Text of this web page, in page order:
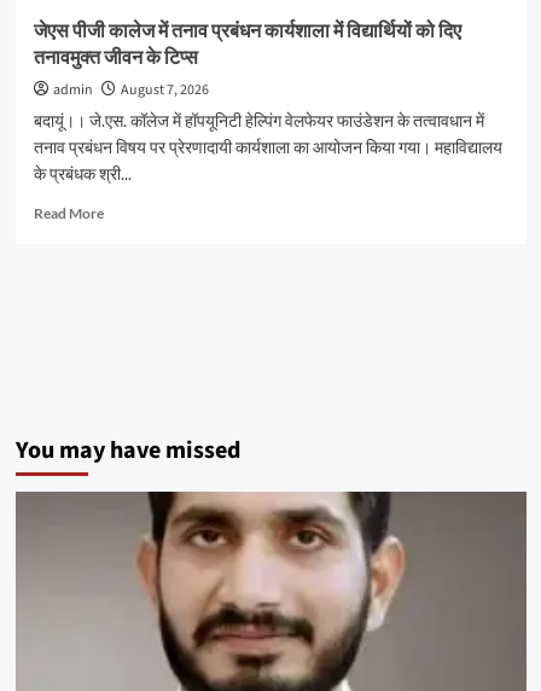
से
प्रथम
जेएस पीजी कालेज में तनाव प्रबंधन कार्यशाला में विद्यार्थियों को दिए
तनावमुक्त जीवन के टिप्स
admin
August 7, 2026
बदायूं।। जे.एस. कॉलेज में हॉपयूनिटी हेल्पिंग वेलफेयर फाउंडेशन के तत्वावधान में
तनाव प्रबंधन विषय पर प्रेरणादायी कार्यशाला का आयोजन किया गया। महाविद्यालय
के प्रबंधक श्री...
Read MoreRead
विद्यार्थियों
तनावमुक्त
You may have missed